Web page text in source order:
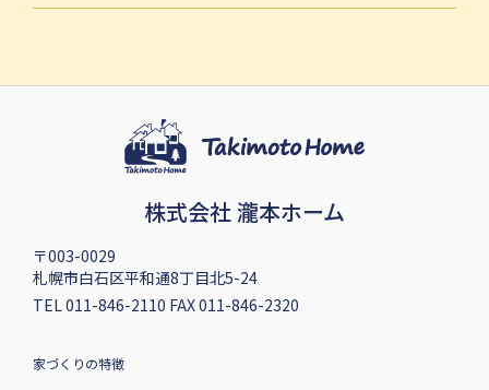
株式会社 瀧本ホーム
〒003-0029
札幌市白石区平和通8丁目北5-24
TEL 011-846-2110 FAX 011-846-2320
家づくりの特徴